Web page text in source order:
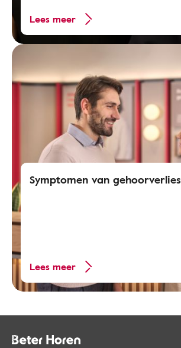
Lees meer
Symptomen van gehoorverlies
Lees meer